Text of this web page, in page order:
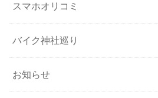
スマホオリコミ
バイク神社巡り
お知らせ